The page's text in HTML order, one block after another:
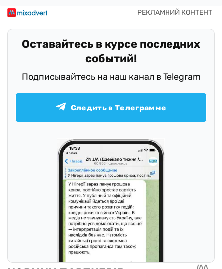
Оставайтесь в курсе последних
событий!
Подписывайтесь на наш канал в Telegram
Следить в Телеграмме